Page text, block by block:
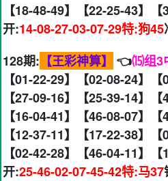
【18-48-49】【22-25-43】【
开:14-08-27-03-07-29特:狗45
128期: 【王彩神算】 👈⒂组3
【01-22-29】【02-08-24】【
【27-09-16】【25-39-14】【
【16-04-41】【46-08-07】【
【12-37-11】【17-22-38】【
【02-42-28】【46-04-11】【
开:25-46-02-07-45-42特:马37